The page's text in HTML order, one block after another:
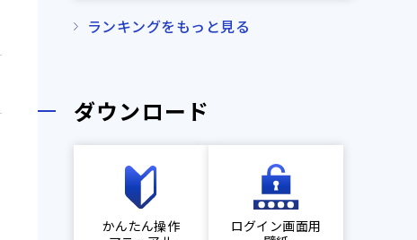
ランキングをもっと見る
ダウンロード
かんたん操作
ログイン画面用